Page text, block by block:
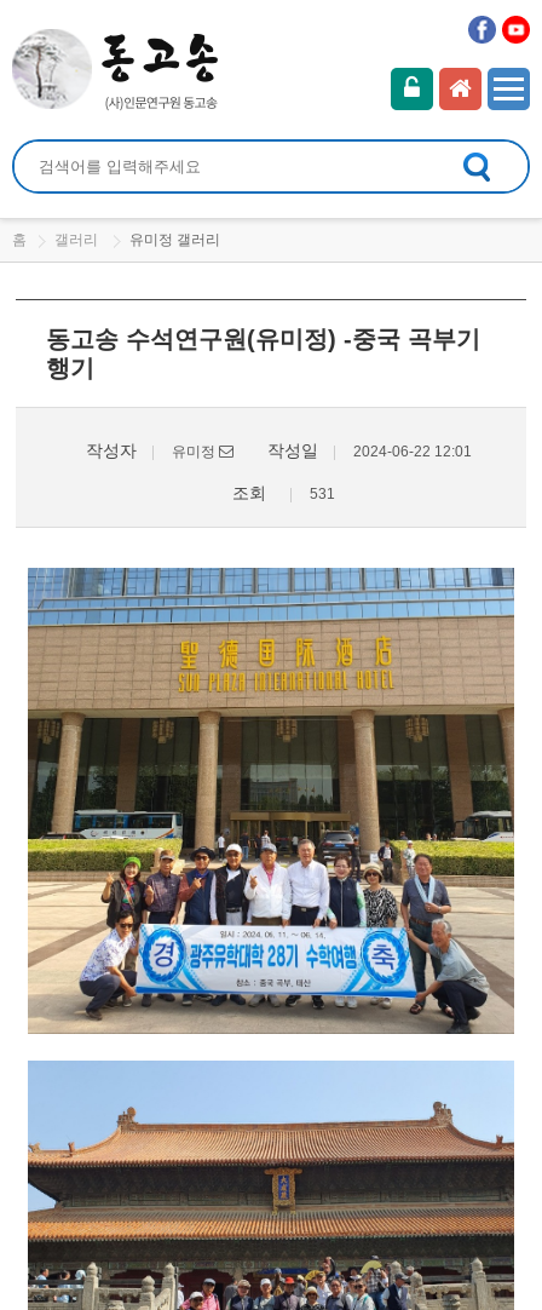
홈 갤러리 유미정 갤러리
동고송 수석연구원(유미정) -중국 곡부기
행기
작성자 유미정 작성일 2024-06-22 12:01
조회 531